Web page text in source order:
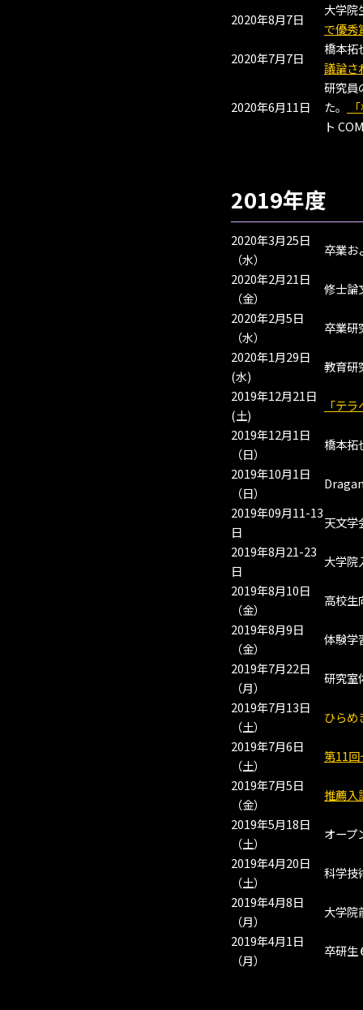
2020年8月7日
大学院
で優秀
2020年7月7日
橋本拓
議論さ
2020年6月11日
研究員
た。
ト
2019年度
2020年3月25日
（水）
卒業お
2020年2月21日
（金）
修士論
2020年2月5日
（水）
卒業研
2020年1月29日
(水)
教育研
2019年12月21日
(土)
「テ
2019年12月1日
（日）
橋本拓
2019年10月1日
（日）
2019年09月11-13
日
天文学
2019年8月21-23
日
大学院
2019年8月10日
（金）
高校生
2019年8月9日
（金）
体験学
2019年7月22日
（月）
研究室
2019年7月13日
（土）
ひらめ
2019年7月6日
（土）
第11回
2019年7月5日
（金）
推薦入
2019年5月18日
（土）
オープ
2019年4月20日
（土）
科学技
2019年4月8日
（月）
大学院
2019年4月1日
（月）
卒研生